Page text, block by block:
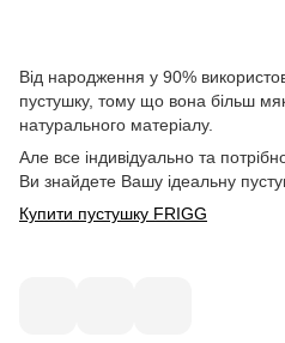
Від народження у 90%
пустушку, тому що вона більш
натурального матеріалу.
Але все індивідуально та
Ви знайдете Вашу ідеальну
Купити пустушку FRIGG